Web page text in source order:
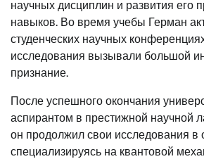
научных дисциплин и развития его
навыков. Во время учебы Герман
студенческих научных
исследования вызывали большой
признание.
После успешного окончания
аспирантом в престижной научной
он продолжил свои исследования в
специализируясь на квантовой